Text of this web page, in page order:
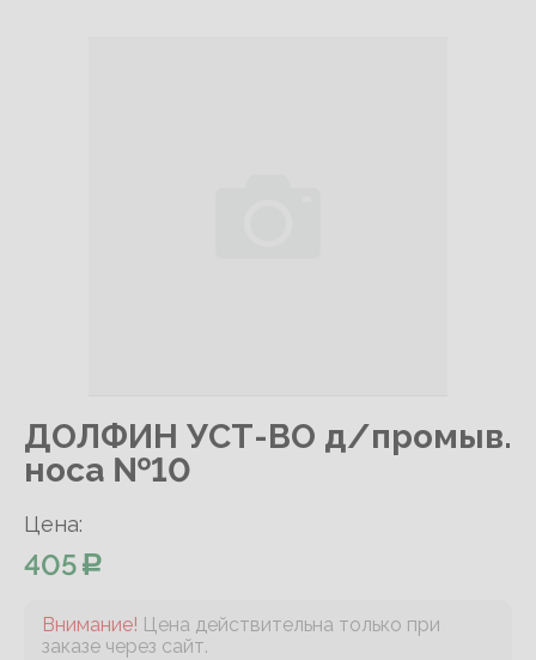
ДОЛФИН УСТ-ВО д/промыв.
носа №10
Цена:
405
Внимание! Цена действительна только при
заказе через сайт.